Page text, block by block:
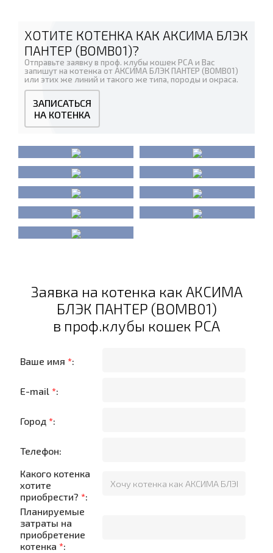
ХОТИТЕ КОТЕНКА КАК АКСИМА БЛЭК
ПАНТЕР (BOMB01)?
Отправьте заявку в проф. клубы кошек PCA и Вас
запишут на котенка от АКСИМА БЛЭК ПАНТЕР (BOMB01)
или этих же линий и такого же типа, породы и окраса.
ЗАПИСАТЬСЯ
НА КОТЕНКА
Заявка на котенка как АКСИМА
БЛЭК ПАНТЕР (BOMB01)
в проф.клубы кошек PCA
Ваше имя *:
E-mail *:
Город *:
Телефон:
Какого котенка
хотите
приобрести? *:
Планируемые
затраты на
приобретение
котенка *: